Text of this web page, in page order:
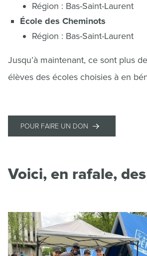
Région : Bas-Saint-Laurent
École des Cheminots
Région : Bas-Saint-Laurent
Jusqu’à maintenant, ce sont plus
élèves des écoles choisies à en
POUR FAIRE UN DON
Voici, en rafale,